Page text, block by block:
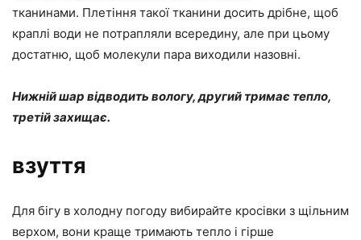
тканинами. Плетіння такої тканини досить дрібне, щоб
краплі води не потрапляли всередину, але при цьому
достатню, щоб молекули пара виходили назовні.
Нижній шар відводить вологу, другий тримає тепло,
третій захищає.
взуття
Для бігу в холодну погоду вибирайте кросівки з щільним
верхом, вони краще тримають тепло і гірше